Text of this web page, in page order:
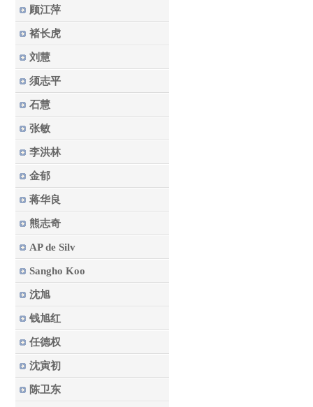
顾江萍
褚长虎
刘慧
须志平
石慧
张敏
李洪林
金郁
蒋华良
熊志奇
AP de Silv
Sangho Koo
沈旭
钱旭红
任德权
沈寅初
陈卫东